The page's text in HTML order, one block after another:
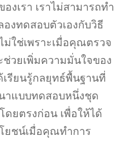
งเรา เราไม่สามารถทำ
งทดสอบตัวเองกับวิธี
ใช่เพราะเมื่อคุณตรวจ
วยเพิ่มความมั่นใจของ
รียนรู้กลยุทธ์พื้นฐานที่
าแบบทดสอบหนึ่งชุด
ยตรงก่อน เพื่อให้ได้
ยชน์เมื่อคุณทำการ